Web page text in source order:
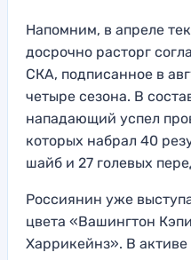
Напомним, в апреле
досрочно расторг
СКА, подписанное в
четыре сезона. В
нападающий успел
которых набрал 40
шайб и 27 голевых
Россиянин уже
цвета «Вашингтон
Харрикейнз». В